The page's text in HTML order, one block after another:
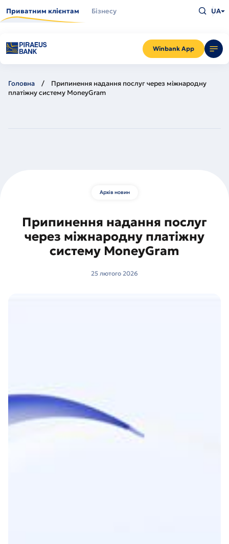
до
основного
Приватним клієнтам Бізнесу
Winbank App
що
Enter
UA
Головна
Припинення надання послуг через міжнародну
платіжну систему MoneyGram
Архів новин
Припинення надання послуг
через міжнародну платіжну
систему MoneyGram
25 лютого 2026